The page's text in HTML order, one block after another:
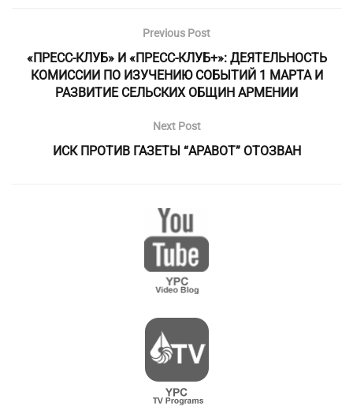
Previous Post
«ПРЕСС-КЛУБ» И «ПРЕСС-КЛУБ+»: ДЕЯТЕЛЬНОСТЬ
КОМИССИИ ПО ИЗУЧЕНИЮ СОБЫТИЙ 1 МАРТА И
РАЗВИТИЕ СЕЛЬСКИХ ОБЩИН АРМЕНИИ
Next Post
ИСК ПРОТИВ ГАЗЕТЫ “АРАВОТ” ОТОЗВАН